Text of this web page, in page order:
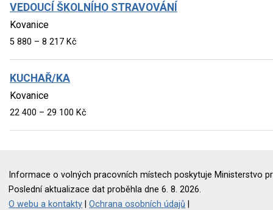
VEDOUCÍ ŠKOLNÍHO STRAVOVÁNÍ
Kovanice
5 880 – 8 217 Kč
KUCHAŘ/KA
Kovanice
22 400 – 29 100 Kč
Informace o volných pracovních místech poskytuje Ministerstvo
Poslední aktualizace dat proběhla dne 6. 8. 2026.
O webu a kontakty |Ochrana osobních údajů